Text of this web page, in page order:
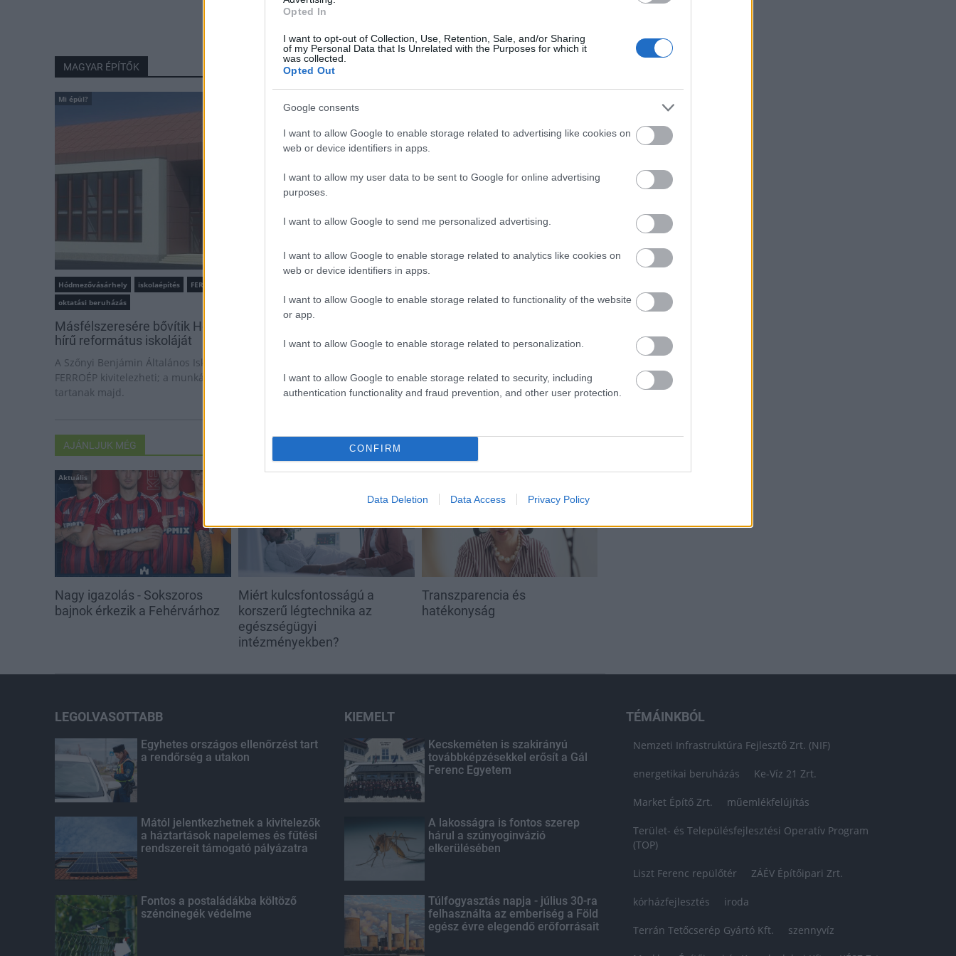
Opted In
I want to opt-out of Collection, Use, Retention, Sale, and/or Sharing
of my Personal Data that Is Unrelated with the Purposes for which it
was collected.
Opted Out
Google consents
I want to allow Google to enable storage related to advertising like cookies on
web or device identifiers in apps.
I want to allow my user data to be sent to Google for online advertising
purposes.
I want to allow Google to send me personalized advertising.
I want to allow Google to enable storage related to analytics like cookies on
web or device identifiers in apps.
I want to allow Google to enable storage related to functionality of the website
or app.
I want to allow Google to enable storage related to personalization.
I want to allow Google to enable storage related to security, including
authentication functionality and fraud prevention, and other user protection.
CONFIRM
Data Deletion Data Access Privacy Policy
MAGYAR ÉPÍTŐK
Mi épül?
Hódmezővásárhely iskolaépítés
FERROÉP Zrt.
oktatási beruházás
Másfélszeresére bővítik Hódmezővásárhely jó
hírű református iskoláját
A Szőnyi Benjámin Általános Iskola fejlesztését a
FERROÉP kivitelezheti; a munkák csaknem egy évig
tartanak majd.
Paks II.: Mit jelent az 5. blokk új
Elkészült a Liszt Ferenc repülőtér
közelében lévő logisztikai bázis út-
Egyetlen, fél évszázados
AJÁNLJUK MÉG
Aktuális
Nagy igazolás - Sokszoros
bajnok érkezik a Fehérvárhoz
Miért kulcsfontosságú a
korszerű légtechnika az
egészségügyi
intézményekben?
Transzparencia és
hatékonyság
LEGOLVASOTTABB
Egyhetes országos ellenőrzést tart
a rendőrség a utakon
Mától jelentkezhetnek a kivitelezők
a háztartások napelemes és fűtési
rendszereit támogató pályázatra
Fontos a postaládákba költöző
széncinegék védelme
KIEMELT
Kecskeméten is szakirányú
továbbképzésekkel erősít a Gál
Ferenc Egyetem
A lakosságra is fontos szerep
hárul a szúnyoginvázió
elkerülésében
Túlfogyasztás napja - július 30-ra
felhasználta az emberiség a Föld
egész évre elegendő erőforrásait
TÉMÁINKBÓL
Nemzeti Infrastruktúra Fejlesztő Zrt. (NIF)
energetikai beruházás Ke-Víz 21 Zrt.
Market Építő Zrt. műemlékfelújítás
Terület- és Településfejlesztési Operatív Program
(TOP)
Liszt Ferenc repülőtér ZÁÉV Építőipari Zrt.
kórházfejlesztés iroda
Terrán Tetőcserép Gyártó Kft. szennyvíz